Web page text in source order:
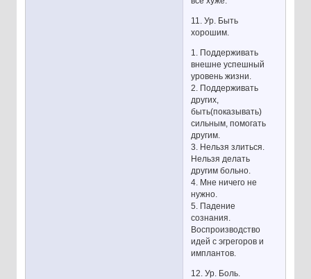
11. Ур. Быть
хорошим.
1. Поддерживать
внешне успешный
уровень жизни.
2. Поддерживать
других,
быть(показывать)
сильным, помогать
другим.
3. Нельзя злиться.
Нельзя делать
другим больно.
4. Мне ничего не
нужно.
5. Падение
сознания.
Воспроизводство
идей с эгрегоров и
имплантов.
12. Ур. Боль.